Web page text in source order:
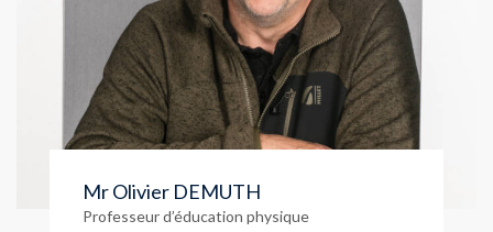
Mr Olivier DEMUTH
Professeur d’éducation physique